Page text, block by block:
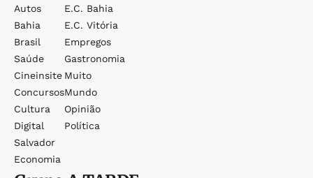
Autos
Bahia
Brasil
Saúde
Cineinsite
Concursos
Cultura
Digital
Salvador
Economia
E.c. Bahia
E.c. Vitória
Empregos
Gastronomia
Muito
Mundo
Opinião
Política